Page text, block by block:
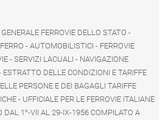
FERROVIE DELLO STATO -
- AUTOMOBILISTICI - FERROVIE
- SERVIZI LACUALI - NAVIGAZIONE
DELLE CONDIZIONI E TARIFFE
PERSONE E DEI BAGAGLI TARIFFE
- UFFICIALE PER LE FERROVIE ITALIANE
DAL 1°-VII AL 29-IX-1956 COMPILATO A